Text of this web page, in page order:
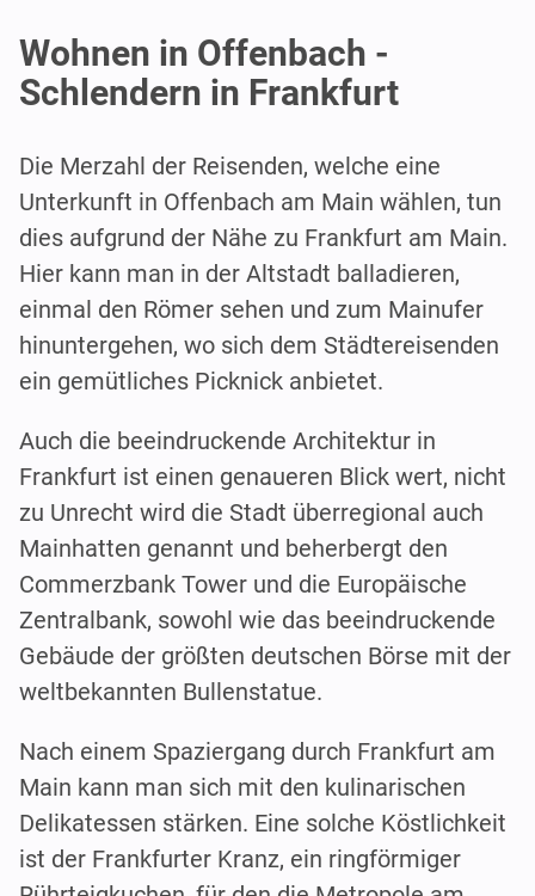
Wohnen in Offenbach -
Schlendern in Frankfurt
Die Merzahl der Reisenden, welche eine
Unterkunft in Offenbach am Main wählen, tun
dies aufgrund der Nähe zu Frankfurt am Main.
Hier kann man in der Altstadt balladieren,
einmal den Römer sehen und zum Mainufer
hinuntergehen, wo sich dem Städtereisenden
ein gemütliches Picknick anbietet.
Auch die beeindruckende Architektur in
Frankfurt ist einen genaueren Blick wert, nicht
zu Unrecht wird die Stadt überregional auch
Mainhatten genannt und beherbergt den
Commerzbank Tower und die Europäische
Zentralbank, sowohl wie das beeindruckende
Gebäude der größten deutschen Börse mit der
weltbekannten Bullenstatue.
Nach einem Spaziergang durch Frankfurt am
Main kann man sich mit den kulinarischen
Delikatessen stärken. Eine solche Köstlichkeit
ist der Frankfurter Kranz, ein ringförmiger